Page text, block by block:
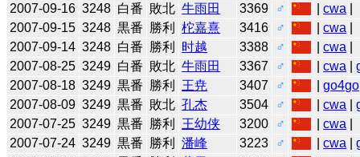
2007-09-16 3248 白番 敗北 牛雨田 3369 ♂ |cwa
2007-09-15 3248 黒番 勝利 柁嘉熹 3416 ♂ |cwa
2007-09-14 3248 白番 勝利 时越 3388 ♂ |cwa
2007-08-25 3249 白番 敗北 牛雨田 3367 ♂ |cwa |
2007-08-18 3249 黒番 勝利 王尭 3407 ♂ |go4go
2007-08-09 3249 黒番 敗北 孔杰 3504 ♂ |cwa |
2007-07-25 3249 黒番 勝利 王幼侠 3200 ♂ |cwa
2007-07-24 3249 黒番 勝利 潘峰 3223 ♂ |cwa |